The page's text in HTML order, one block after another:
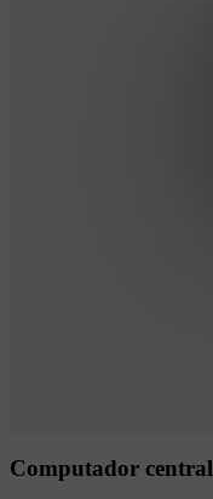
Computador central